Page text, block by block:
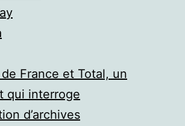
France et Total, un
qui interroge
d’archives